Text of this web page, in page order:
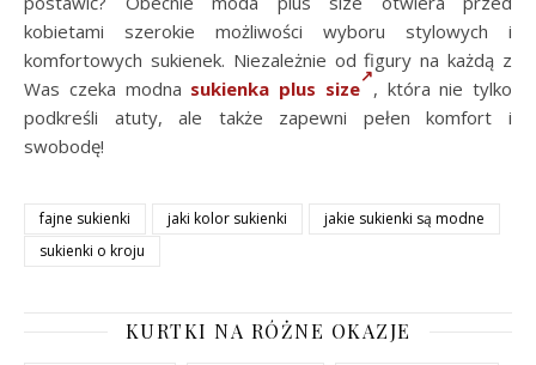
kobietami szerokie możliwości wyboru stylowych i
komfortowych sukienek. Niezależnie od figury na każdą z
Was czeka modna sukienka plus size
, która nie tylko
podkreśli atuty, ale także zapewni pełen komfort i
swobodę!
fajne sukienki jaki kolor sukienki
jakie sukienki są modne
sukienki o kroju
KURTKI NA RÓŻNE OKAZJE